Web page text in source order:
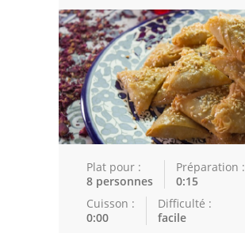
Cuisine Algérienne
Cuisine Tunisienne
Cuisine Juive
Cuisine Libanaise
Articles
Actualités
Plat pour :
8 personnes
Préparation :
0:15
Cuisson :
0:00
Difficulté :
facile